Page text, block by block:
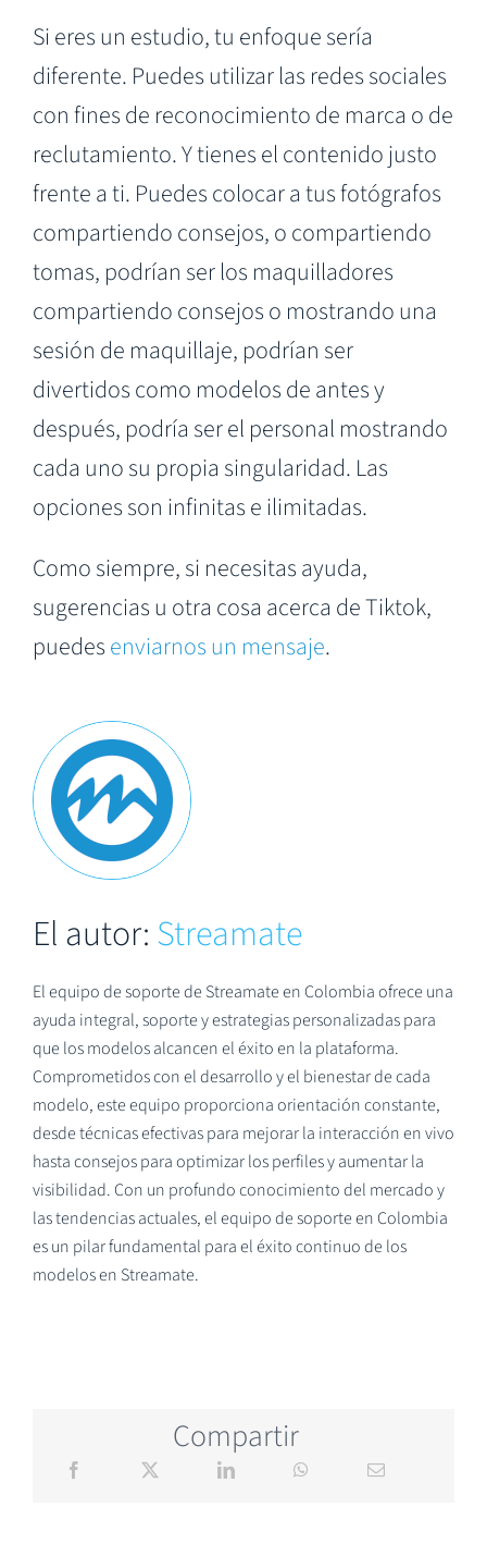
Si eres un estudio, tu enfoque sería
diferente. Puedes utilizar las redes sociales
con fines de reconocimiento de marca o de
reclutamiento. Y tienes el contenido justo
frente a ti. Puedes colocar a tus fotógrafos
compartiendo consejos, o compartiendo
tomas, podrían ser los maquilladores
compartiendo consejos o mostrando una
sesión de maquillaje, podrían ser
divertidos como modelos de antes y
después, podría ser el personal mostrando
cada uno su propia singularidad. Las
opciones son infinitas e ilimitadas.
Como siempre, si necesitas ayuda,
sugerencias u otra cosa acerca de Tiktok,
puedesenviarnos un mensaje.
El autor:Streamate
El equipo de soporte de Streamate en Colombia ofrece una
ayuda integral, soporte y estrategias personalizadas para
que los modelos alcancen el éxito en la plataforma.
Comprometidos con el desarrollo y el bienestar de cada
modelo, este equipo proporciona orientación constante,
desde técnicas efectivas para mejorar la interacción en vivo
hasta consejos para optimizar los perfiles y aumentar la
visibilidad. Con un profundo conocimiento del mercado y
las tendencias actuales, el equipo de soporte en Colombia
es un pilar fundamental para el éxito continuo de los
modelos en Streamate.
Compartir